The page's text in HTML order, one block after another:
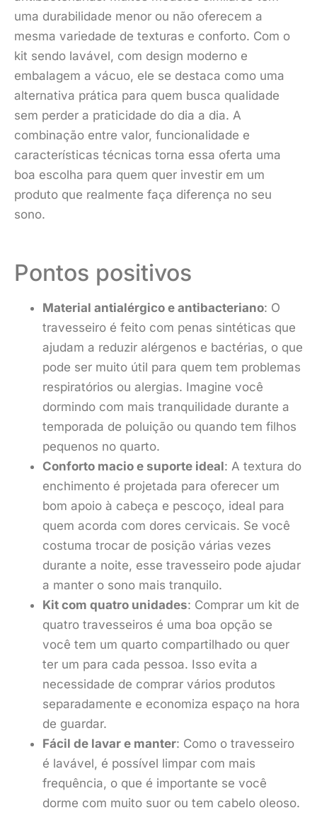
uma durabilidade menor ou não oferecem a
mesma variedade de texturas e conforto. Com o
kit sendo lavável, com design moderno e
embalagem a vácuo, ele se destaca como uma
alternativa prática para quem busca qualidade
sem perder a praticidade do dia a dia. A
combinação entre valor, funcionalidade e
características técnicas torna essa oferta uma
boa escolha para quem quer investir em um
produto que realmente faça diferença no seu
sono.
Pontos positivos
Material antialérgico e antibacteriano: O
travesseiro é feito com penas sintéticas que
ajudam a reduzir alérgenos e bactérias, o que
pode ser muito útil para quem tem problemas
respiratórios ou alergias. Imagine você
dormindo com mais tranquilidade durante a
temporada de poluição ou quando tem filhos
pequenos no quarto.
Conforto macio e suporte ideal: A textura do
enchimento é projetada para oferecer um
bom apoio à cabeça e pescoço, ideal para
quem acorda com dores cervicais. Se você
costuma trocar de posição várias vezes
durante a noite, esse travesseiro pode ajudar
a manter o sono mais tranquilo.
Kit com quatro unidades: Comprar um kit de
quatro travesseiros é uma boa opção se
você tem um quarto compartilhado ou quer
ter um para cada pessoa. Isso evita a
necessidade de comprar vários produtos
separadamente e economiza espaço na hora
de guardar.
Fácil de lavar e manter: Como o travesseiro
é lavável, é possível limpar com mais
frequência, o que é importante se você
dorme com muito suor ou tem cabelo oleoso.